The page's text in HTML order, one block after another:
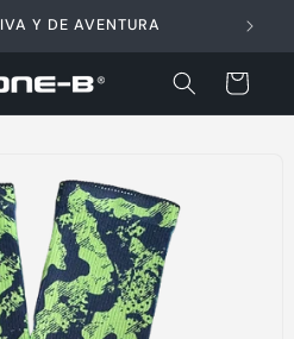
Y DE AVENTURA
Carrito